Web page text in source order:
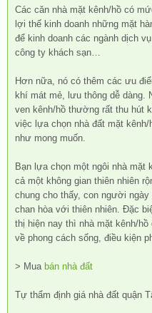
Các căn nhà mặt kênh/hồ có
lợi thế kinh doanh những mặt
để kinh doanh các ngành dịch
công ty khách sạn…
Hơn nữa, nó có thêm các ưu
khí mát mẻ, lưu thông dễ dàng.
ven kênh/hồ thường rất thu hút
việc lựa chọn nhà đất mặt
như mong muốn.
Bạn lựa chọn một ngôi nhà
cả một không gian thiên nhiên
chung cho thấy, con người
chan hòa với thiên nhiên. Đặc
thị hiện nay thì nhà mặt kênh/
về phong cách sống, điều kiện
> Mua bán nhà đất
Tự thẩm định giá nhà đất quận